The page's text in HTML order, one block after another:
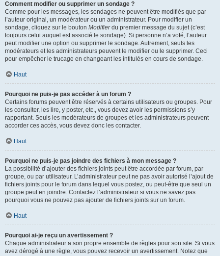
Comment modifier ou supprimer un sondage ?
Comme pour les messages, les sondages ne peuvent être modifiés que par
l’auteur original, un modérateur ou un administrateur. Pour modifier un
sondage, cliquez sur le bouton Modifierdu premier message du sujet (c’est
toujours celui auquel est associé le sondage). Si personne n’a voté, l’auteur
peut modifier une option ou supprimer le sondage. Autrement, seuls les
modérateurs et les administrateurs peuvent le modifier ou le supprimer. Ceci
pour empêcher le trucage en changeant les intitulés en cours de sondage.
Haut
Pourquoi ne puis-je pas accéder à un forum ?
Certains forums peuvent être réservés à certains utilisateurs ou groupes. Pour
les consulter, les lire, y poster, etc., vous devez avoir les permissions s’y
rapportant. Seuls les modérateurs de groupes et les administrateurs peuvent
accorder ces accès, vous devez donc les contacter.
Haut
Pourquoi ne puis-je pas joindre des fichiers à mon message ?
La possibilité d’ajouter des fichiers joints peut être accordée par forum, par
groupe, ou par utilisateur. L’administrateur peut ne pas avoir autorisé l’ajout de
fichiers joints pour le forum dans lequel vous postez, ou peut-être que seul un
groupe peut en joindre. Contactez l’administrateur si vous ne savez pas
pourquoi vous ne pouvez pas ajouter de fichiers joints sur un forum.
Haut
Pourquoi ai-je reçu un avertissement ?
Chaque administrateur a son propre ensemble de règles pour son site. Si vous
avez dérogé à une règle, vous pouvez recevoir un avertissement. Notez que